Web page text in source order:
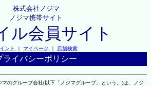
株式会社ノジマ
ノジマ携帯サイト
ル会員サイト
ント ｜ マイページ ｜ 店舗検索
ライバシーポリシー
のグループ会社(以下「ノジマグループ」という。)は、ノジ